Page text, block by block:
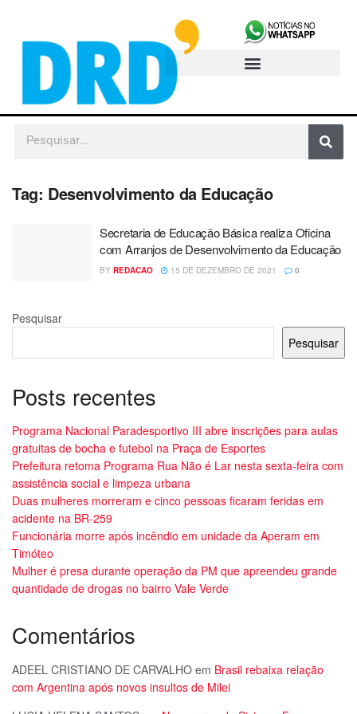
Tag: Desenvolvimento da Educação
Secretaria de Educação Básica realiza Oficina
com Arranjos de Desenvolvimento da Educação
BY REDACAO 15 DE DEZEMBRO DE 2021 0
Pesquisar
Pesquisar
Posts recentes
Programa Nacional Paradesportivo III abre inscrições para aulas
gratuitas de bocha e futebol na Praça de Esportes
Prefeitura retoma Programa Rua Não é Lar nesta sexta-feira com
assistência social e limpeza urbana
Duas mulheres morreram e cinco pessoas ficaram feridas em
acidente na BR-259
Funcionária morre após incêndio em unidade da Aperam em
Timóteo
Mulher é presa durante operação da PM que apreendeu grande
quantidade de drogas no bairro Vale Verde
Comentários
ADEEL CRISTIANO DE CARVALHO em Brasil rebaixa relação
com Argentina após novos insultos de Milei